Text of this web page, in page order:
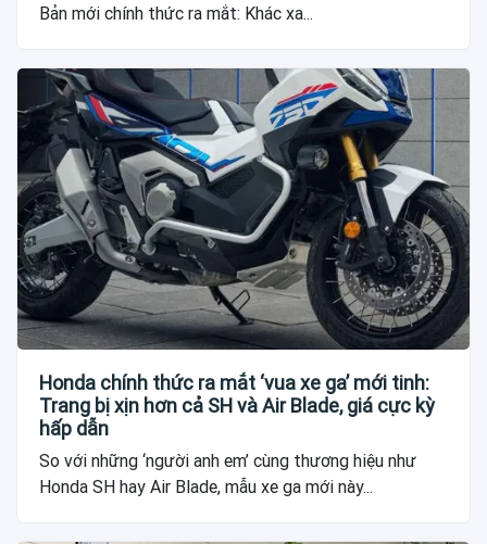
Bản mới chính thức ra mắt: Khác xa...
Honda chính thức ra mắt ‘vua xe ga’ mới tinh:
Trang bị xịn hơn cả SH và Air Blade, giá cực kỳ
hấp dẫn
So với những ‘người anh em’ cùng thương hiệu như
Honda SH hay Air Blade, mẫu xe ga mới này...